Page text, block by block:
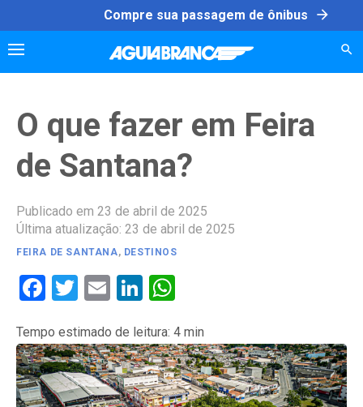
to
content
Compre sua passagem de ônibus arrow_forward
O que fazer em Feira
de Santana?
Publicado em 23 de abril de 2025
Última atualização: 23 de abril de 2025
FEIRA DE SANTANA, DESTINOS
Facebook
Twitter
EmailLinkedIn
Tempo estimado de leitura: 4 min